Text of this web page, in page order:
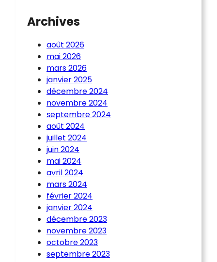
Archives
août 2026
mai 2026
mars 2026
janvier 2025
décembre 2024
novembre 2024
septembre 2024
août 2024
juillet 2024
juin 2024
mai 2024
avril 2024
mars 2024
février 2024
janvier 2024
décembre 2023
novembre 2023
octobre 2023
septembre 2023